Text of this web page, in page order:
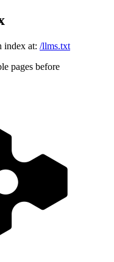
index at: /llms.txt
pages before